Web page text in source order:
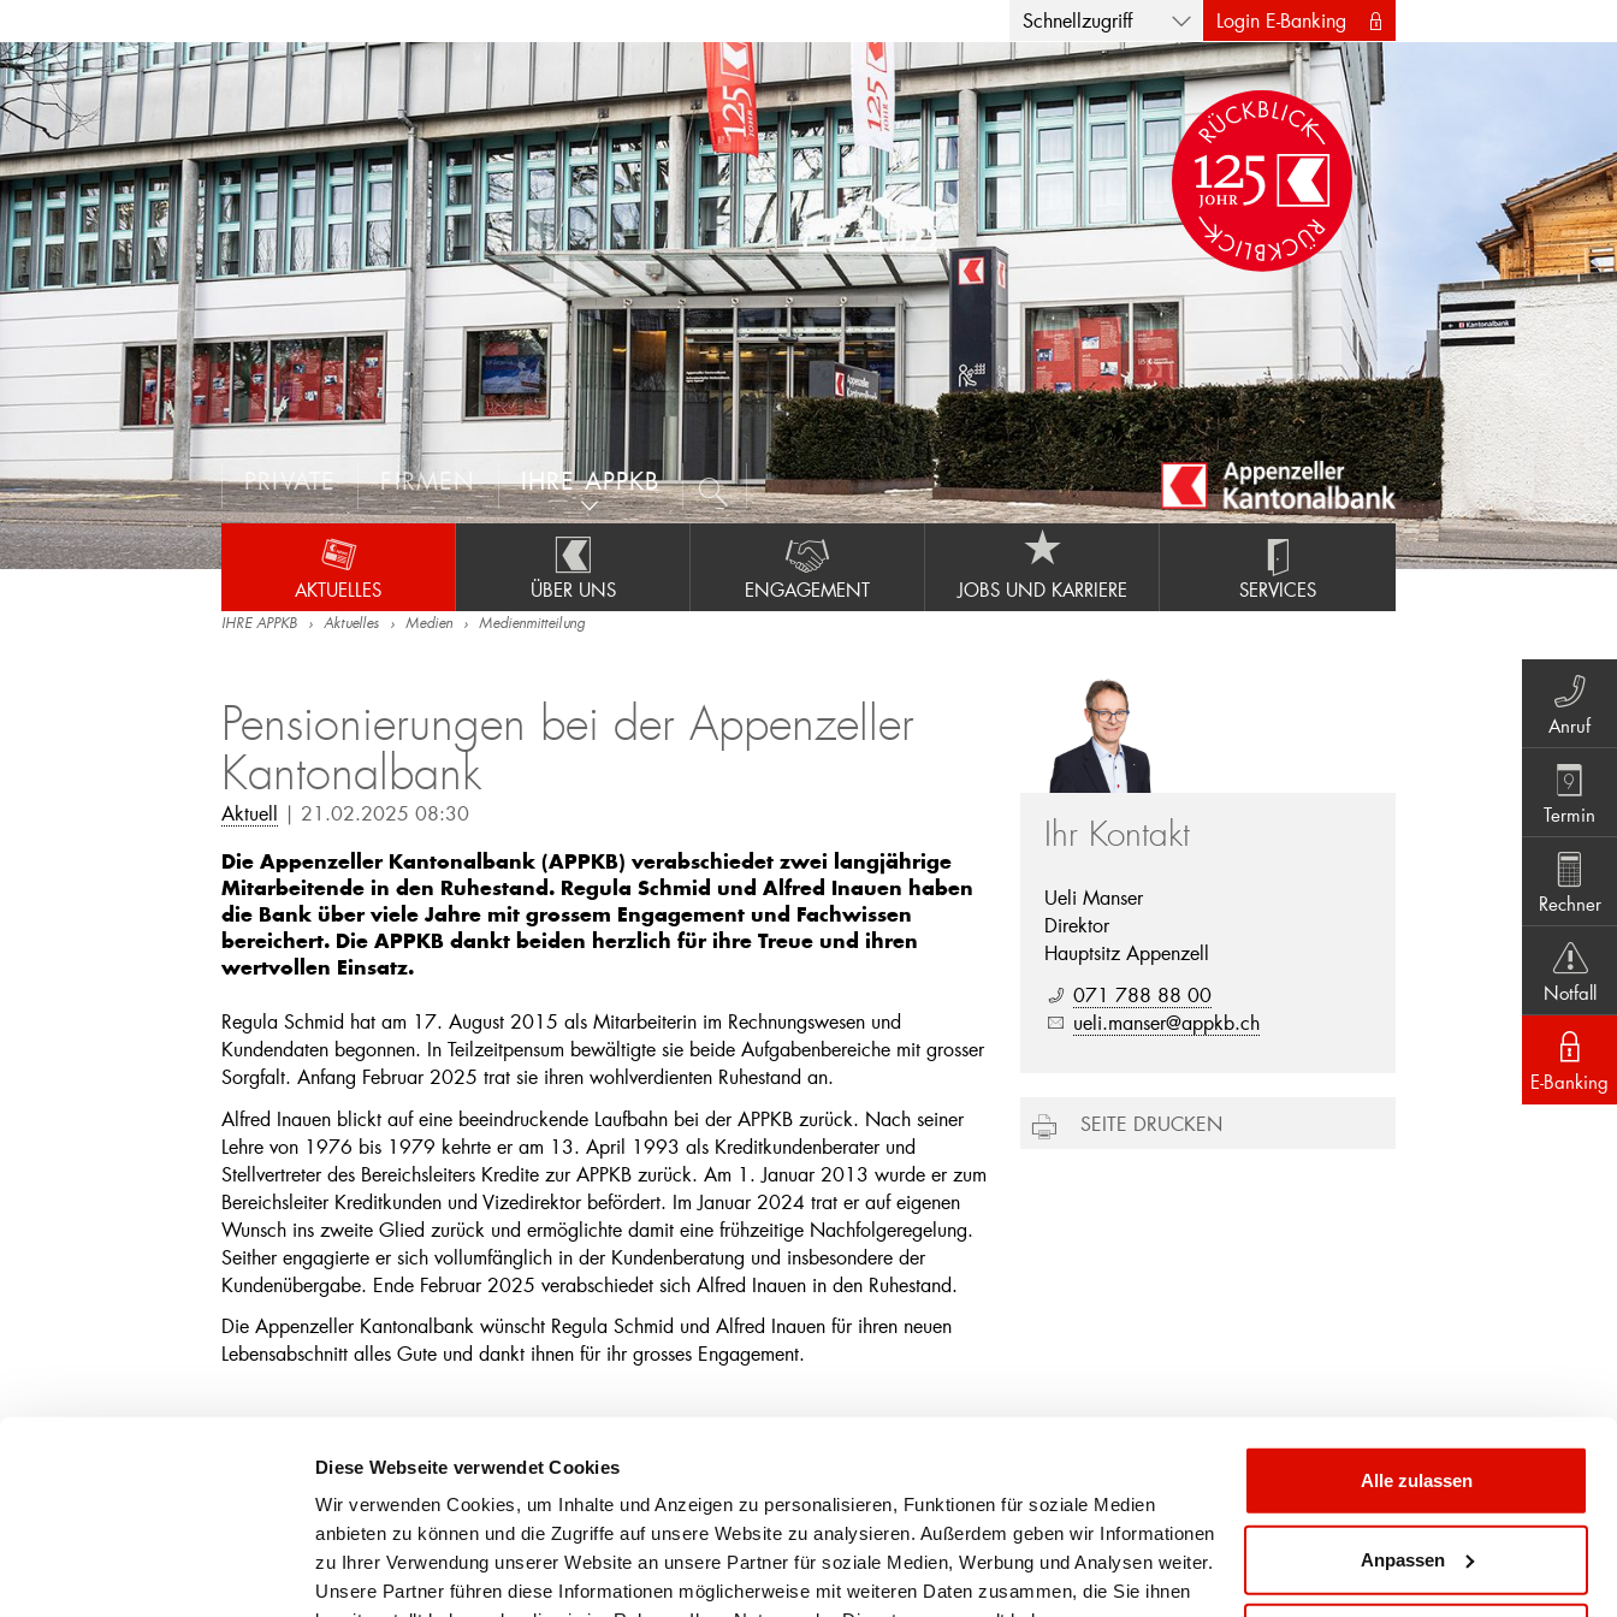
Diese Webseite verwendet Cookies
Wir verwenden Cookies, um Inhalte und Anzeigen zu personalisieren, Funktionen für soziale Medien
anbieten zu können und die Zugriffe auf unsere Website zu analysieren. Außerdem geben wir Informationen
zu Ihrer Verwendung unserer Website an unsere Partner für soziale Medien, Werbung und Analysen weiter.
Unsere Partner führen diese Informationen möglicherweise mit weiteren Daten zusammen, die Sie ihnen
Alle zulassen
Anpassen
Schnellzugriff Login E-Banking
PRIVATE FIRMEN IHRE APPKB
AKTUELLES ÜBER UNS ENGAGEMENT JOBS UND KARRIERE SERVICES
IHRE APPKB Aktuelles Medien Medienmitteilung
Pensionierungen bei der Appenzeller
Kantonalbank
Aktuell | 21.02.2025 08:30
Die Appenzeller Kantonalbank (APPKB) verabschiedet zwei langjährige
Mitarbeitende in den Ruhestand. Regula Schmid und Alfred Inauen haben
die Bank über viele Jahre mit grossem Engagement und Fachwissen
bereichert. Die APPKB dankt beiden herzlich für ihre Treue und ihren
wertvollen Einsatz.
Regula Schmid hat am 17. August 2015 als Mitarbeiterin im Rechnungswesen und
Kundendaten begonnen. In Teilzeitpensum bewältigte sie beide Aufgabenbereiche mit grosser
Sorgfalt. Anfang Februar 2025 trat sie ihren wohlverdienten Ruhestand an.
Alfred Inauen blickt auf eine beeindruckende Laufbahn bei der APPKB zurück. Nach seiner
Lehre von 1976 bis 1979 kehrte er am 13. April 1993 als Kreditkundenberater und
Stellvertreter des Bereichsleiters Kredite zur APPKB zurück. Am 1. Januar 2013 wurde er zum
Bereichsleiter Kreditkunden und Vizedirektor befördert. Im Januar 2024 trat er auf eigenen
Wunsch ins zweite Glied zurück und ermöglichte damit eine frühzeitige Nachfolgeregelung.
Seither engagierte er sich vollumfänglich in der Kundenberatung und insbesondere der
Kundenübergabe. Ende Februar 2025 verabschiedet sich Alfred Inauen in den Ruhestand.
Die Appenzeller Kantonalbank wünscht Regula Schmid und Alfred Inauen für ihren neuen
Lebensabschnitt alles Gute und dankt ihnen für ihr grosses Engagement.
Ihr Kontakt
Ueli Manser
Direktor
Hauptsitz Appenzell
071 788 88 00
ueli.manser@appkb.ch
SEITE DRUCKEN
Anruf
Termin
Rechner
Notfall
E-Banking
Appenzell
071 788 88 88
kantonalbank@appkb.ch
Oberegg
Haslen
Weissbad
071 898 80 40
071 333 42 42
071 798 90 50
SWIFT/BIC: AIKACH22
Rechtliche Hinweise